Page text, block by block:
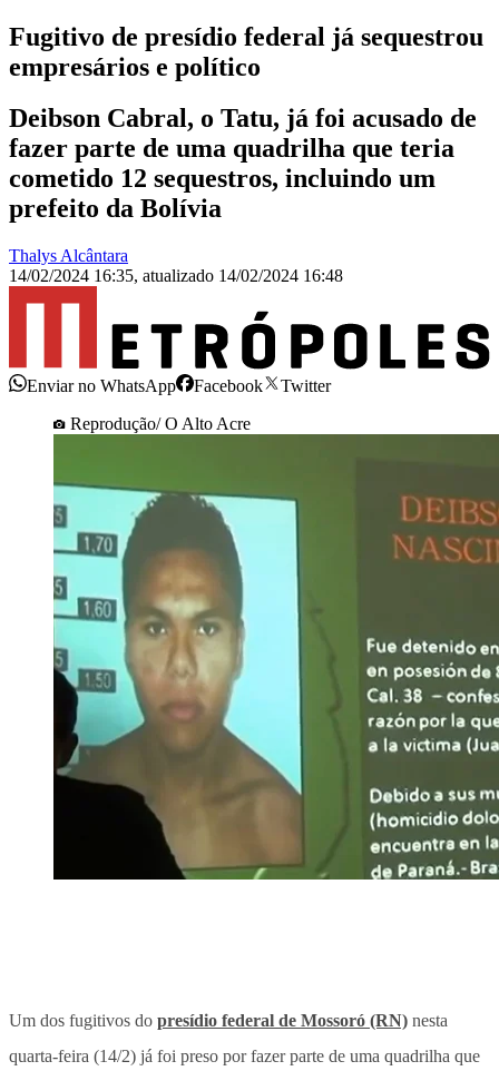
Fugitivo de presídio federal já sequestrou
empresários e político
Deibson Cabral, o Tatu, já foi acusado de
fazer parte de uma quadrilha que teria
cometido 12 sequestros, incluindo um
prefeito da Bolívia
Thalys Alcântara
14/02/2024 16:35, atualizado 14/02/2024 16:48
Enviar no WhatsApp Facebook
Twitter
Reprodução/ O Alto Acre
Um dos fugitivos do presídio federal de Mossoró (RN) nesta
quarta-feira (14/2) já foi preso por fazer parte de uma quadrilha que